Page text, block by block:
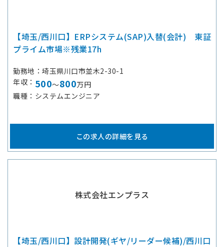
【埼玉/西川口】ERPシステム(SAP)入替(会計) 東証
プライム市場※残業17h
勤務地
埼玉県川口市並木2-30-1
年収
500～800万円
職種
システムエンジニア
この求人の詳細を見る
株式会社エンプラス
【埼玉/西川口】設計開発(ギヤ/リーダー候補)/西川口